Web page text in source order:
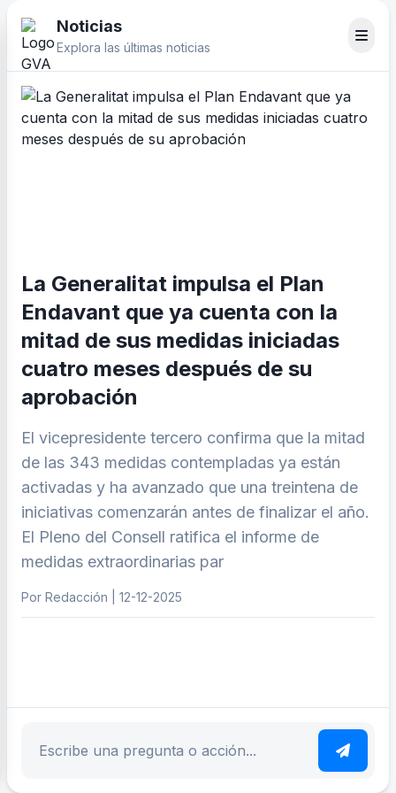
Noticias
Explora las últimas noticias
La Generalitat impulsa el Plan
Endavant que ya cuenta con la
mitad de sus medidas iniciadas
cuatro meses después de su
aprobación
El vicepresidente tercero confirma que la mitad
de las 343 medidas contempladas ya están
activadas y ha avanzado que una treintena de
iniciativas comenzarán antes de finalizar el año.
El Pleno del Consell ratifica el informe de
medidas extraordinarias par
Por Redacción | 12-12-2025
Escribe tu pregunta